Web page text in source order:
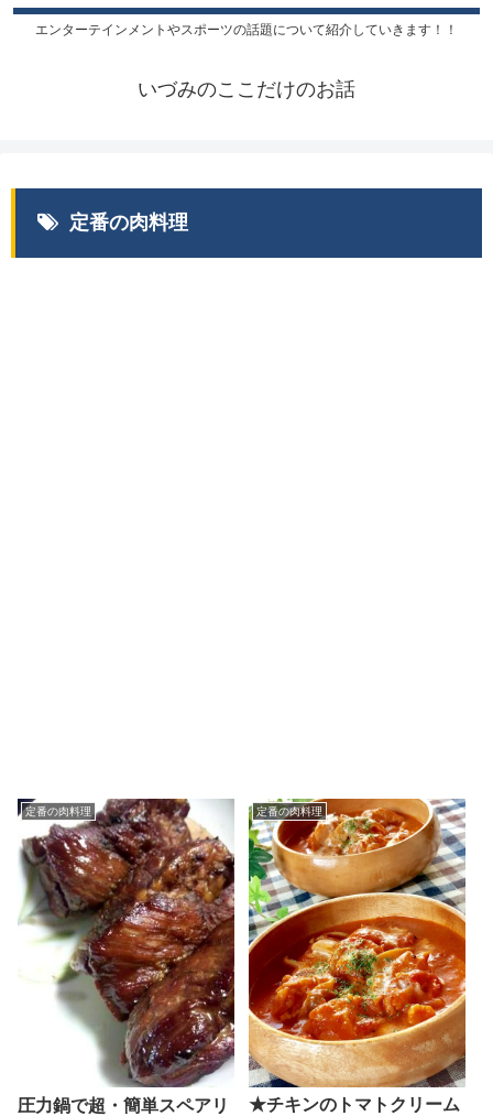
エンターテインメントやスポーツの話題について紹介していきます！！
いづみのここだけのお話
定番の肉料理
定番の肉料理
圧力鍋で超・簡単スペアリ
定番の肉料理
★チキンのトマトクリーム